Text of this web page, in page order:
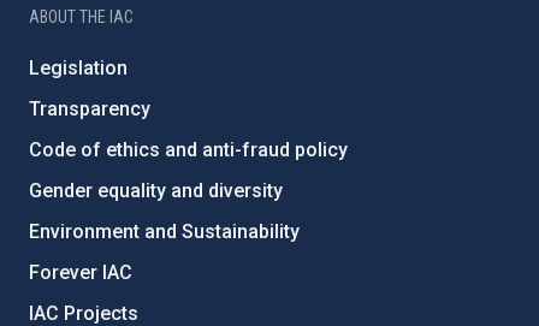
ABOUT THE IAC
Legislation
Transparency
Code of ethics and anti-fraud policy
Gender equality and diversity
Environment and Sustainability
Forever IAC
IAC Projects